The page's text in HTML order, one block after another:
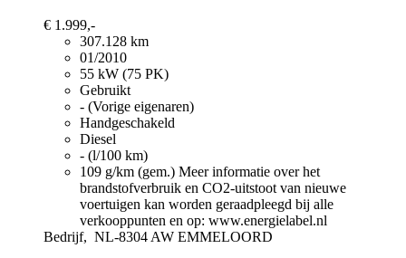
€ 1.999,-
307.128 km
01/2010
55 kW (75 PK)
Gebruikt
- (Vorige eigenaren)
Handgeschakeld
Diesel
- (l/100 km)
109 g/km (gem.) Meer informatie over het
brandstofverbruik en CO2-uitstoot van nieuwe
voertuigen kan worden geraadpleegd bij alle
verkooppunten en op: www.energielabel.nl
Bedrijf, NL-8304 AW EMMELOORD